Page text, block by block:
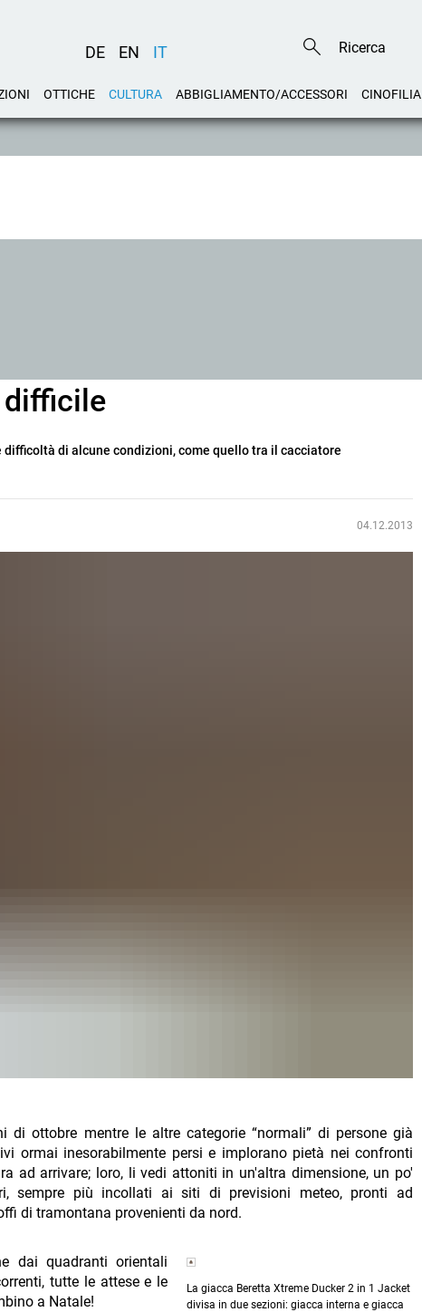
DE EN IT
OTTICHE CULTURA ABBIGLIAMENTO/ACCESSORI CINOFILIA
difficile
di alcune condizioni, come quello tra il cacciatore
04.12.2013
di ottobre mentre le altre categorie “normali” di persone già
ormai inesorabilmente persi e implorano pietà nei confronti
ad arrivare; loro, li vedi attoniti in un'altra dimensione, un po'
sempre più incollati ai siti di previsioni meteo, pronti ad
di tramontana provenienti da nord.
La giacca Beretta Xtreme Ducker 2 in 1 Jacket
divisa in due sezioni: giacca interna e giacca
dai quadranti orientali
tutte le attese e le
a Natale!